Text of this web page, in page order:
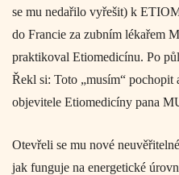
se mu nedařilo vyřešit) k
do Francie za zubním lékařem
praktikoval Etiomedicínu. Po
Řekl si: Toto „musím“ pochopit
objevitele Etiomedicíny pana
Otevřeli se mu nové
jak funguje na energetické